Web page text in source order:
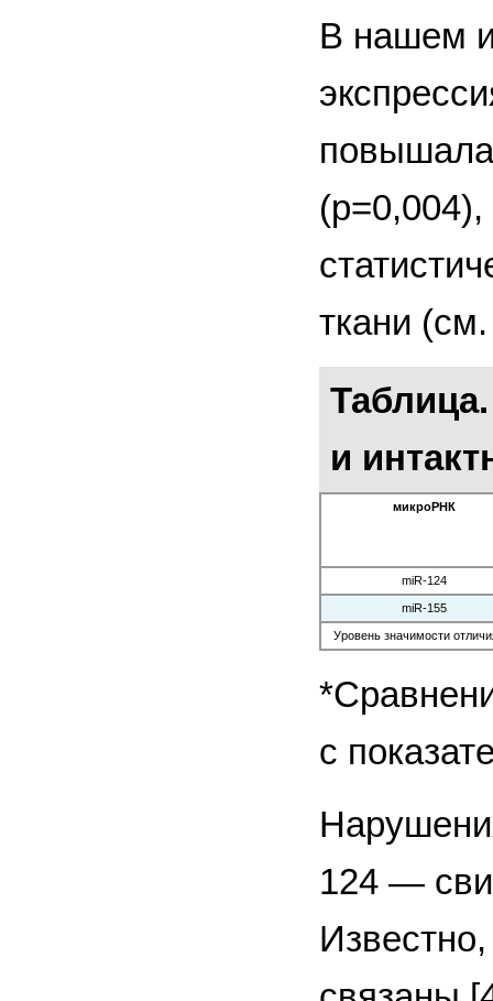
В нашем
ткани (см.
и
микроРНК
miR-124
miR-155
Уровень значимости
с
124 —